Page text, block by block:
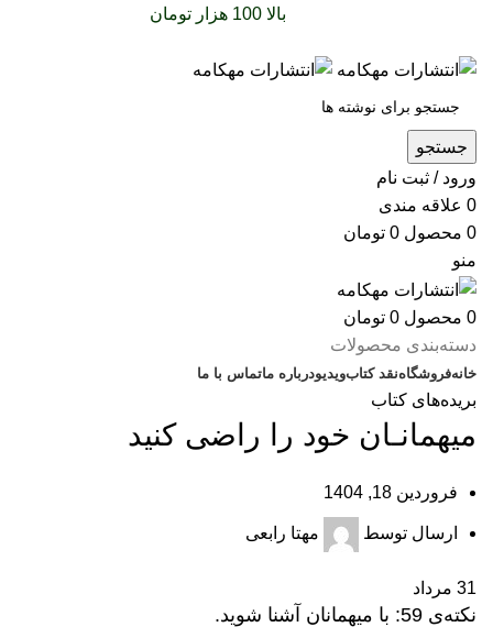
بالا 100 هزار تومان
جستجو
ورود / ثبت نام
0 علاقه مندی
0 محصول 0 تومان
منو
0 محصول 0 تومان
دسته‌بندی محصولات
خانهفروشگاهنقد کتابویدیودرباره‌ ماتماس با ما
بریده‌های کتاب
میهمانـان خود را راضی کنید
فروردین 18, 1404
ارسال توسط مهتا رابعی
31 مرداد
نکته‌ی 59: با میهمانان آشنا شوید.